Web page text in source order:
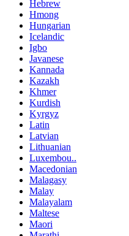
Hebrew
Hmong
Hungarian
Icelandic
Igbo
Javanese
Kannada
Kazakh
Khmer
Kurdish
Kyrgyz
Latin
Latvian
Lithuanian
Luxembou..
Macedonian
Malagasy
Malay
Malayalam
Maltese
Maori